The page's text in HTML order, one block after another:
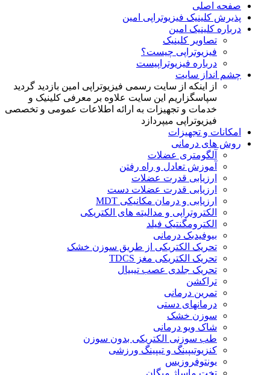
صفحه اصلی
پذیرش کلینیک فیزیوتراپی امین
درباره کلینیک امین
تصاویر کلینیک
فیزی‍وتراپی چیست؟
درباره فیزیوتراپیست
چشم انداز سایت
از اینکه از سایت رسمی فیزیوتراپی امین بازدید گردید
سپاسگزاریم این سایت علاوه بر معرفی کلینیک و
خدمات و تجهیزات به ارائه اطلاعات عمومی و تخصصی
فیزیوتراپی میپردازد
امکانات و تجهیزات
روش های درمانی
آلگومتری عضلات
آموزش تعادل و راه رفتن
ارزیابی قدرت عضلات
ارزیابی قدرت عضلات دست
ارزیابی و درمان مکانیکی MDT
الکتروتراپی و مدالیته های الکتریکی
الکترومگنتیک فیلد
بیوفیدبک درمانی
تحریک الکتریکی از طریق سوزن خشک
تحریک الکتریکی مغز TDCS
تحریک جلدی عصب تیبیال
تراکشن
تمرین درمانی
درمانهای دستی
سوزن خشک
شاک ویو درمانی
طب سوزنی الکتریکی بدون سوزن
کنزیوتیپینگ و تیپینگ ورزشی
یونتوفروزیس